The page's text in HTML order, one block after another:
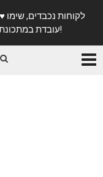
עובדת במתכונת מצומצמת. נא להתקשר לפני הגעה!